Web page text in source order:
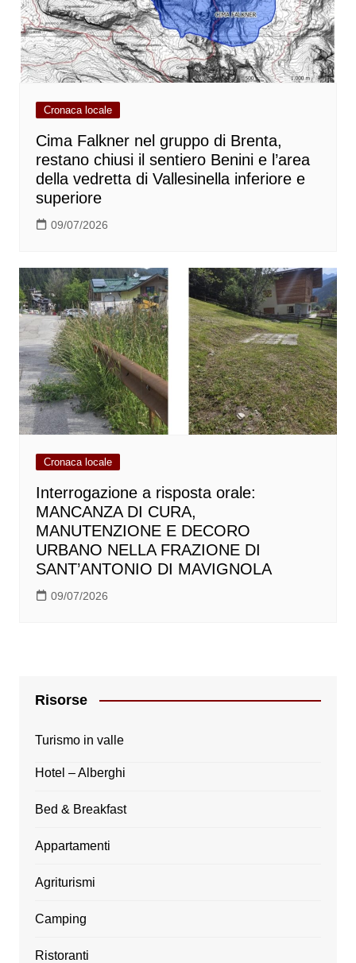
Cronaca locale
Cima Falkner nel gruppo di Brenta,
restano chiusi il sentiero Benini e l’area
della vedretta di Vallesinella inferiore e
superiore
09/07/2026
Cronaca locale
Interrogazione a risposta orale:
MANCANZA DI CURA,
MANUTENZIONE E DECORO
URBANO NELLA FRAZIONE DI
SANT’ANTONIO DI MAVIGNOLA
09/07/2026
Risorse
Turismo in valle
Hotel – Alberghi
Bed & Breakfast
Appartamenti
Agriturismi
Camping
Ristoranti